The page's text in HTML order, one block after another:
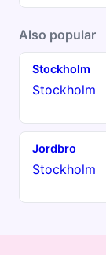
Also popular
Stockholm
Stockholm
Jordbro
Stockholm